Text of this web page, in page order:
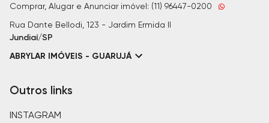
Comprar, Alugar e Anunciar imóvel: (11) 96447-0200
Rua Dante Bellodi, 123 - Jardim Ermida II
Jundiaí/SP
ABRYLAR IMÓVEIS - GUARUJÁ
Outros links
INSTAGRAM